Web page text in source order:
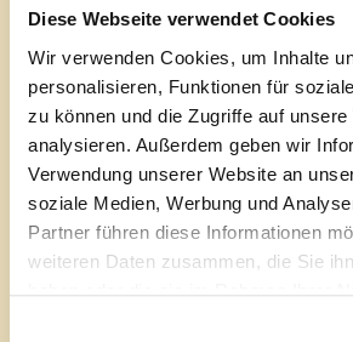
Diese Webseite verwendet Cookies
Wir verwenden Cookies, um Inhalte
personalisieren, Funktionen für
zu können und die Zugriffe auf
analysieren. Außerdem geben wir
Verwendung unserer Website an
soziale Medien, Werbung und
Partner führen diese Informationen
weiteren Daten zusammen, die Sie
haben oder die sie im Rahmen Ihrer
Wann: 07.02.2018, 14:30 Uhr
Ort: Sozialzentrum, Schmittengasse
Der Eingang befindet sich hinten
Für Kinderbetreuung ist gesorgt.
Marktgemeinde Frastanz